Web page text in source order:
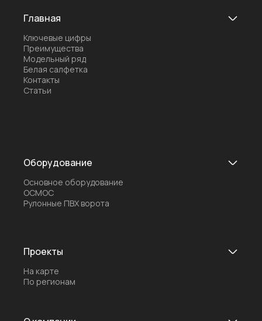
Главная
Ключевые цифры
Преимущества
Модельный ряд
Белая салфетка
Контакты
Статьи
Оборудование
Основное оборудование
ОСМОС
Рулонные ПВХ ворота
Проекты
На карте
По регионам